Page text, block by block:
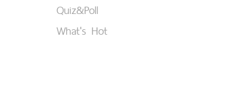
Quiz&Poll
What's Hot